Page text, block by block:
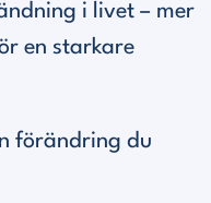
i livet – mer
en starkare
förändring du